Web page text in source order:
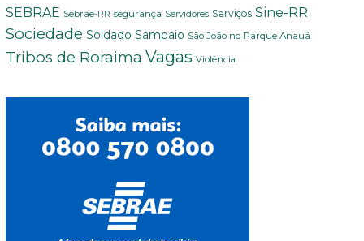
SEBRAE Sebrae-RR segurança Servidores Serviços Sine-RR
Sociedade Soldado Sampaio São João no Parque Anauá
Tribos de Roraima Vagas Violência